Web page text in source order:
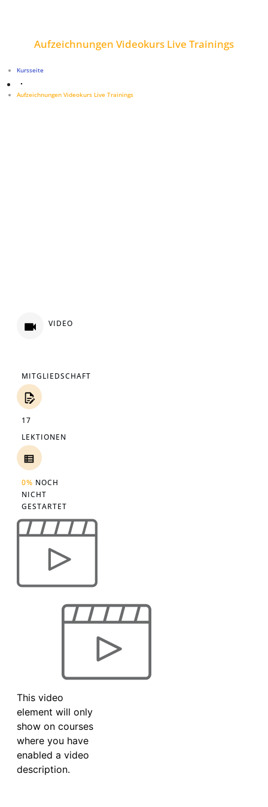
Aufzeichnungen Videokurs Live Trainings
Kursseite
Aufzeichnungen Videokurs Live Trainings
VIDEO
MITGLIEDSCHAFT
17
LEKTIONEN
0% NOCH
NICHT
GESTARTET
This video
element will only
show on courses
where you have
enabled a video
description.